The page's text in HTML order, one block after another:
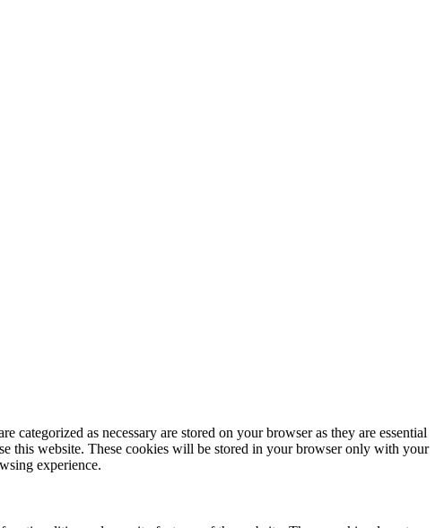
as necessary are stored on your browser as they are essential
this website. These cookies will be stored in your browser only with your
experience.